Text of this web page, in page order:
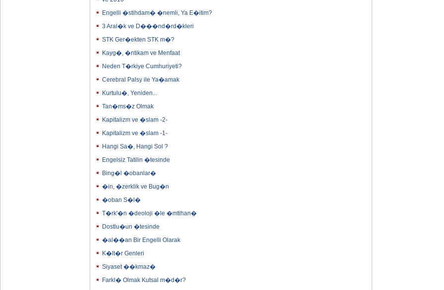
Engelli �stihdam� �nemli, Ya E�itim?
3 Aral�k ve D���nd�rd�kleri
STK Ger�ekten STK m�?
Kayg�, �ntikam ve Menfaat
Neden T�rkiye Cumhuriyeti?
Cerebral Palsy ile Ya�amak
Kurtulu�, Yeniden...
Tan�ms�z Olmak
Kapitalizm ve �slam -2-
Kapitalizm ve �slam -1-
Hangi Sa�, Hangi Sol ?
Engelsiz Tatilin �tesinde
Bing�l �obanlar�
�in, �zerklik ve Bug�n
�oban S�l�
T�rk'�n �deoloji �le �mtihan�
Dostlu�un �tesinde
�al��an Bir Engelli Olarak
K�lt�r Genleri
Siyaset ��kmaz�
Farkl� Olmak Kutsal m�d�r?